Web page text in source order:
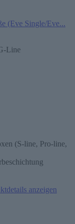
(Eve Single/Eve...
Line
(S-line, Pro-line,
anzeigen